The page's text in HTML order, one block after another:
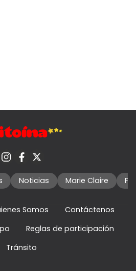
Noticias Marie Claire
Somos
Contáctenos
Reglas de participación
Tránsito